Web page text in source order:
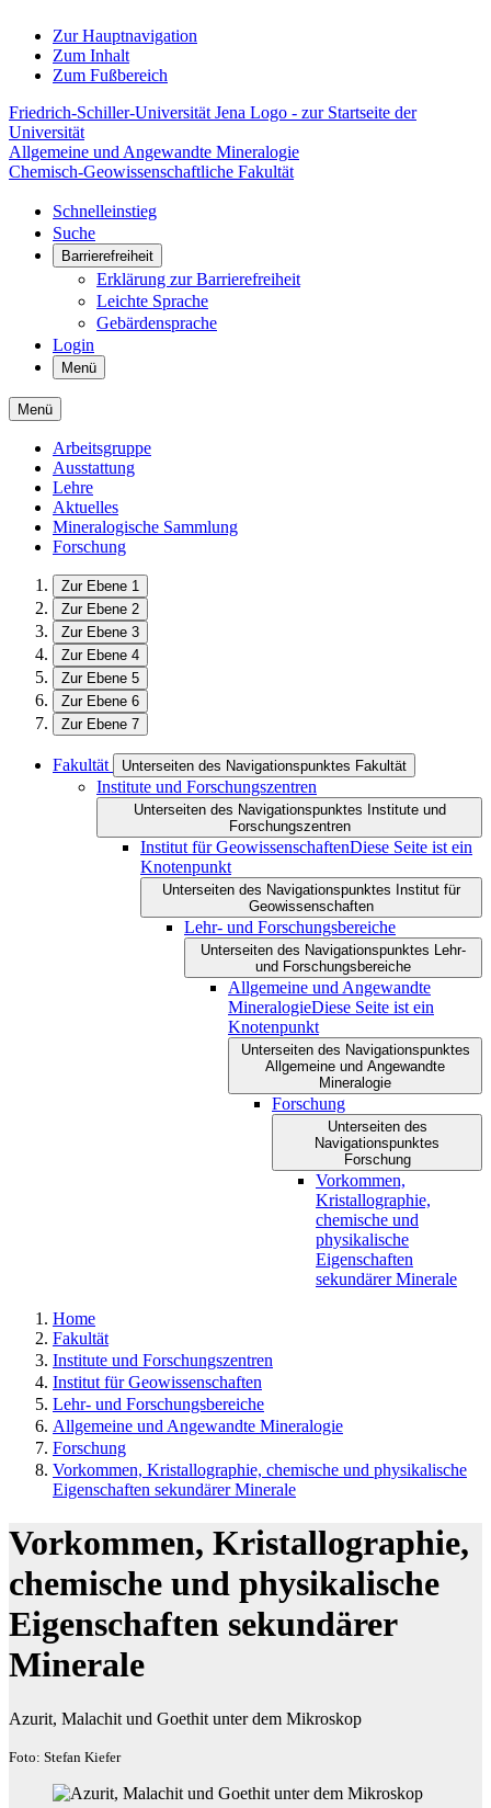
Zur Hauptnavigation
Zum Inhalt
Zum Fußbereich
Friedrich-Schiller-Universität Jena Logo - zur Startseite der
Universität
Allgemeine und Angewandte Mineralogie
Chemisch-Geowissenschaftliche Fakultät
Schnelleinstieg
Suche
Barrierefreiheit
Erklärung zur Barrierefreiheit
Leichte Sprache
Gebärdensprache
Login
Menü
Menü
Arbeitsgruppe
Ausstattung
Lehre
Aktuelles
Mineralogische Sammlung
Forschung
Zur Ebene 1
Zur Ebene 2
Zur Ebene 3
Zur Ebene 4
Zur Ebene 5
Zur Ebene 6
Zur Ebene 7
Fakultät Unterseiten des Navigationspunktes Fakultät
Institute und Forschungszentren
Unterseiten des Navigationspunktes Institute und
Forschungszentren
Institut für GeowissenschaftenDiese Seite ist ein
Knotenpunkt
Unterseiten des Navigationspunktes Institut für
Geowissenschaften
Lehr- und Forschungsbereiche
Unterseiten des Navigationspunktes Lehr-
und Forschungsbereiche
Allgemeine und Angewandte
MineralogieDiese Seite ist ein
Knotenpunkt
Unterseiten des Navigationspunktes
Allgemeine und Angewandte
Mineralogie
Forschung
Unterseiten des
Navigationspunktes
Forschung
Vorkommen,
Kristallographie,
chemische und
physikalische
Eigenschaften
sekundärer Minerale
Home
Fakultät
Institute und Forschungszentren
Institut für Geowissenschaften
Lehr- und Forschungsbereiche
Allgemeine und Angewandte Mineralogie
Forschung
Vorkommen, Kristallographie, chemische und physikalische
Eigenschaften sekundärer Minerale
Vorkommen, Kristallographie,
chemische und physikalische
Eigenschaften sekundärer
Minerale
Azurit, Malachit und Goethit unter dem Mikroskop
Foto: Stefan Kiefer